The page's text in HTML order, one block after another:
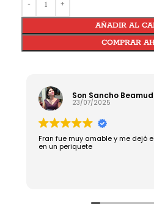
Son Sancho Beamud
23/07/2025
Fran fue muy amable y me dejó
en un periquete
AÑADIR AL
COMPRAR